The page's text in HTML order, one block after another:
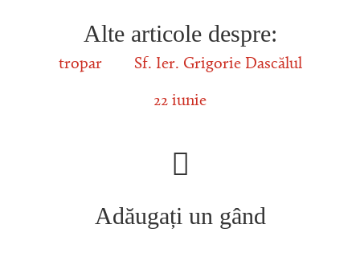
Alte articole despre:
tropar Sf. Ier. Grigorie Dascălul
22 iunie
Adăugați un gând